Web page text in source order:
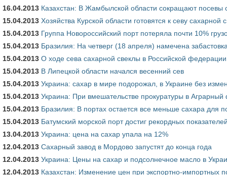
16.04.2013 Казахстан: В Жамбылской области сокращают посевы
15.04.2013 Хозяйства Курской области готовятся к севу сахарной
15.04.2013 Группа Новороссийский порт потеряла почти 10%
15.04.2013 Бразилия: На четверг (18 апреля) намечена
15.04.2013 О ходе сева сахарной свеклы в Российской федерации
15.04.2013 В Липецкой области начался весенний сев
15.04.2013 Украина: сахар в мире подорожал, в Украине без
15.04.2013 Украина: При вмешательстве прокуратуры в
15.04.2013 Бразилия: В портах остается все меньше сахара для
15.04.2013 Батумский морской порт достиг рекордных
13.04.2013 Украина: цена на сахар упала на 12%
12.04.2013 Сахарный завод в Мордово запустят до конца года
12.04.2013 Украина: Цены на сахар и подсолнечное масло в
12.04.2013 Казахстан: Изменение цен при экспортно-импортных